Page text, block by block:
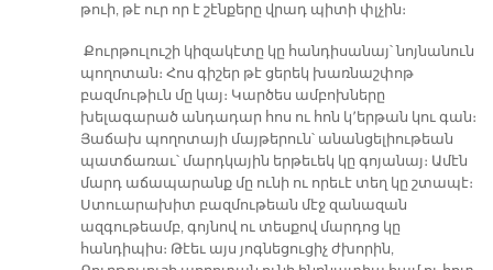
թուի, թէ ուր որ է շէնքերը վրադ պիտի փլչին։
Քուրթուլուշի կիզակէտը կը հանդիսանայ՝ նոյնանուն
պողոտան։ Հոս գիշեր թէ ցերեկ խառնաշփոթ
բազմութիւն մը կայ։ Կարծես ամբոխները
խելագարած անդադար հոս ու հոն կ՚երթան կու գան։
Յաճախ պողոտայի մայթերուն՝ անանցելիութեան
պատճառաւ՝ մարդկային երթեւեկ կը գոյանայ։ Ամէն
մարդ աճապարանք մը ունի ու որեւէ տեղ կը շտապէ։
Ստուարախիտ բազմութեան մէջ զանազան
ազգութեամբ, գոյնով ու տեսքով մարդոց կը
հանդիպիս։ Թէեւ այս յոգնեցուցիչ ժխորին,